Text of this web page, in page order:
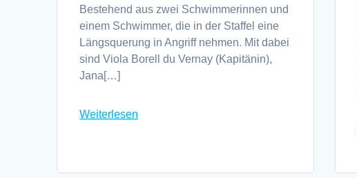
Bestehend aus zwei Schwimmerinnen und
einem Schwimmer, die in der Staffel eine
Längsquerung in Angriff nehmen. Mit dabei
sind Viola Borell du Vernay (Kapitänin),
Jana[…]
Weiterlesen